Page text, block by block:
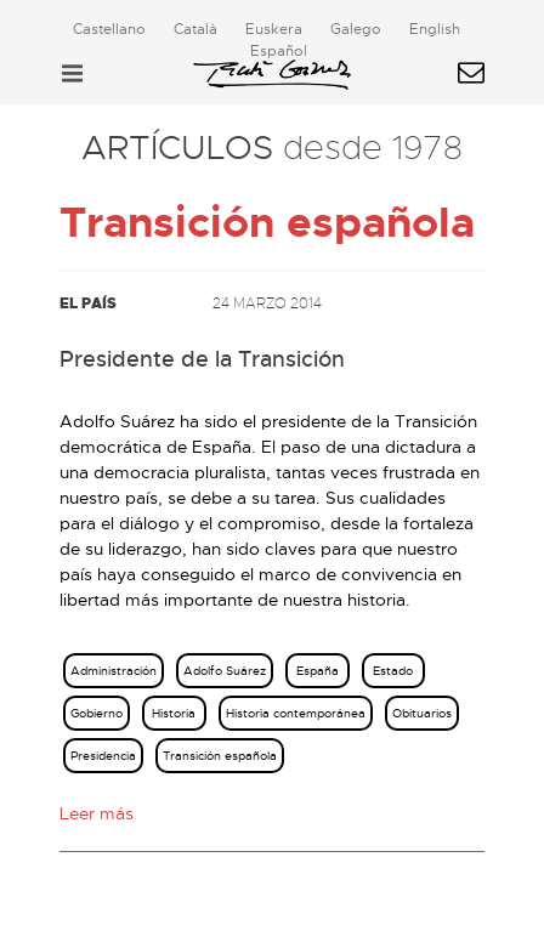
Castellano Català Euskera Galego
English
Español
ARTÍCULOS desde 1978
Transición española
EL PAÍS 24 MARZO 2014
Presidente de la Transición
Adolfo Suárez ha sido el presidente de la Transición
democrática de España. El paso de una dictadura a
una democracia pluralista, tantas veces frustrada en
nuestro país, se debe a su tarea. Sus cualidades
para el diálogo y el compromiso, desde la fortaleza
de su liderazgo, han sido claves para que nuestro
país haya conseguido el marco de convivencia en
libertad más importante de nuestra historia.
Administración Adolfo Suárez España Estado
Gobierno Historia Historia contemporánea Obituarios
Presidencia Transición española
Leer más